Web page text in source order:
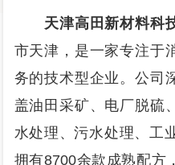
天津高田新材料科
市天津，是一家专注于
务的技术型企业。公司
盖油田采矿、电厂脱硫
水处理、污水处理、工
拥有8700余款成熟配方